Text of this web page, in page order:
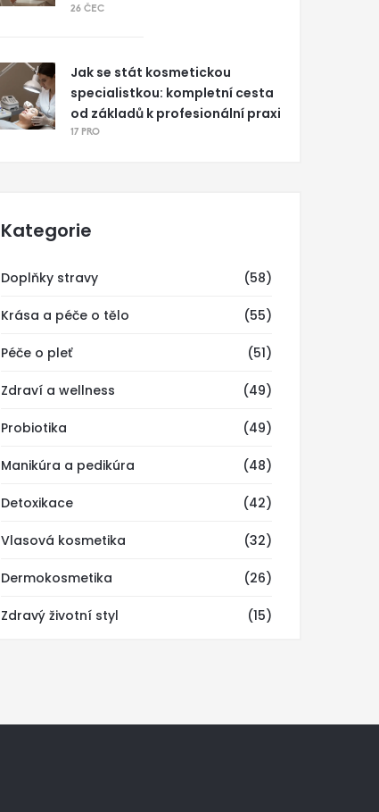
26 ČEC
Jak se stát kosmetickou
specialistkou: kompletní cesta
od základů k profesionální praxi
17 PRO
Kategorie
Doplňky stravy (58)
Krása a péče o tělo (55)
Péče o pleť (51)
Zdraví a wellness (49)
Probiotika (49)
Manikúra a pedikúra (48)
Detoxikace (42)
Vlasová kosmetika (32)
Dermokosmetika (26)
Zdravý životní styl (15)